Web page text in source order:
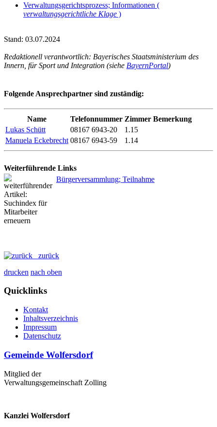
Verwaltungsgerichtsprozess; Informationen (
verwaltungsgerichtliche Klage )
Stand: 03.07.2024
Redaktionell verantwortlich: Bayerisches Staatsministerium des
Innern, für Sport und Integration (siehe BayernPortal)
Folgende Ansprechpartner sind zuständig:
Name Telefonnummer Zimmer Bemerkung
Lukas Schütt
08167 6943-20
1.15
Manuela Eckebrecht 08167 6943-59 1.14
Weiterführende Links
Bürgerversammlung; Teilnahme
zurück
drucken nach oben
Quicklinks
Kontakt
Inhaltsverzeichnis
Impressum
Datenschutz
Gemeinde Wolfersdorf
Mitglied der
Verwaltungsgemeinschaft Zolling
Kanzlei Wolfersdorf